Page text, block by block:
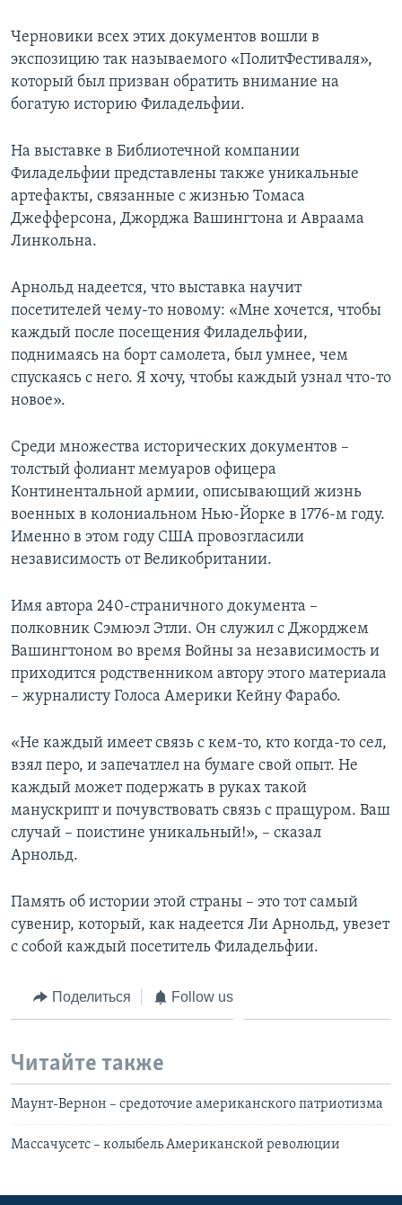
Черновики всех этих документов вошли в
экспозицию так называемого «ПолитФестиваля»,
который был призван обратить внимание на
богатую историю Филадельфии.
На выставке в Библиотечной компании
Филадельфии представлены также уникальные
артефакты, связанные с жизнью Томаса
Джефферсона, Джорджа Вашингтона и Авраама
Линкольна.
Арнольд надеется, что выставка научит
посетителей чему-то новому: «Мне хочется, чтобы
каждый после посещения Филадельфии,
поднимаясь на борт самолета, был умнее, чем
спускаясь с него. Я хочу, чтобы каждый узнал что-то
новое».
Среди множества исторических документов –
толстый фолиант мемуаров офицера
Континентальной армии, описывающий жизнь
военных в колониальном Нью-Йорке в 1776-м году.
Именно в этом году США провозгласили
независимость от Великобритании.
Имя автора 240-страничного документа –
полковник Сэмюэл Этли. Он служил с Джорджем
Вашингтоном во время Войны за независимость и
приходится родственником автору этого материала
– журналисту Голоса Америки Кейну Фарабо.
«Не каждый имеет связь с кем-то, кто когда-то сел,
взял перо, и запечатлел на бумаге свой опыт. Не
каждый может подержать в руках такой
манускрипт и почувствовать связь с пращуром. Ваш
случай – поистине уникальный!», – сказал
Арнольд.
Память об истории этой страны – это тот самый
сувенир, который, как надеется Ли Арнольд, увезет
с собой каждый посетитель Филадельфии.
Поделиться Follow us
Читайте также
Маунт-Вернон – средоточие американского патриотизма
Массачусетс – колыбель Американской революции